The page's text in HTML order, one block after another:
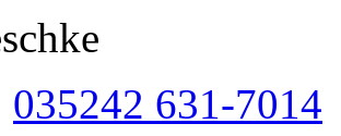
035242 631-7014